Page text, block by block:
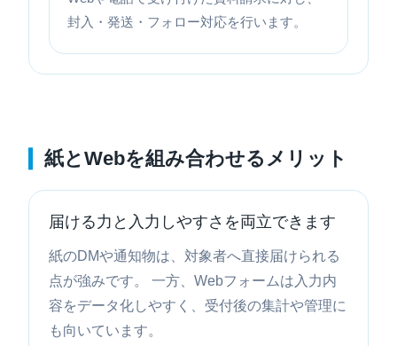
封入・発送・フォロー対応を行います。
紙とWebを組み合わせるメリット
届ける力と入力しやすさを両立できます
紙のDMや通知物は、対象者へ直接届けられる
点が強みです。 一方、Webフォームは入力内
容をデータ化しやすく、受付後の集計や管理に
も向いています。